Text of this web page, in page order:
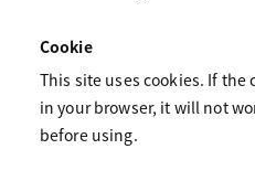
Cookie
This site uses cookies. If
in your browser, it will not
before using.